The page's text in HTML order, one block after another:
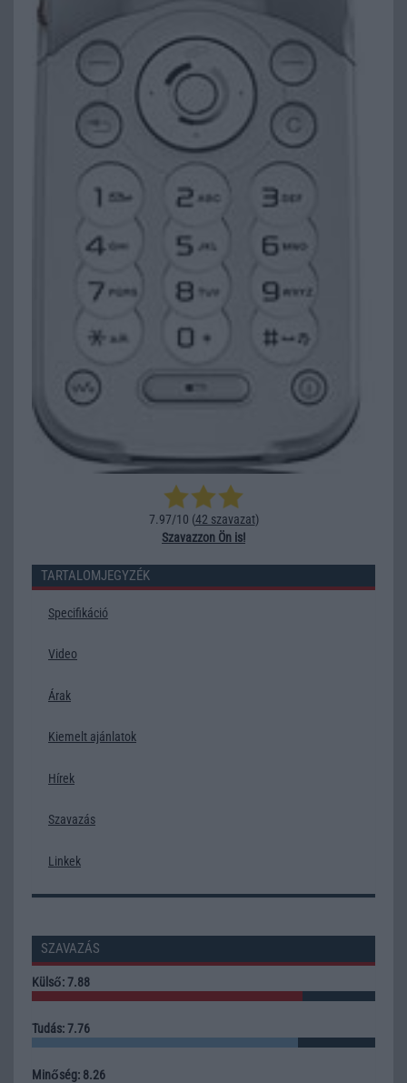
7.97/10 (42 szavazat)
Szavazzon Ön is!
TARTALOMJEGYZÉK
Specifikáció
Video
Árak
Kiemelt ajánlatok
Hírek
Szavazás
Linkek
SZAVAZÁS
Külső: 7.88
Tudás: 7.76
Minőség: 8.26